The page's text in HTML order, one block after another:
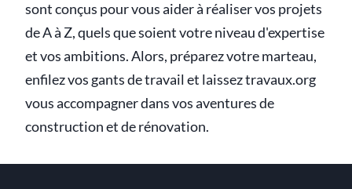
sont conçus pour vous aider à réaliser vos projets
de A à Z, quels que soient votre niveau d'expertise
et vos ambitions. Alors, préparez votre marteau,
enfilez vos gants de travail et laissez travaux.org
vous accompagner dans vos aventures de
construction et de rénovation.